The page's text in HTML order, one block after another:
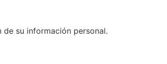
su información personal.